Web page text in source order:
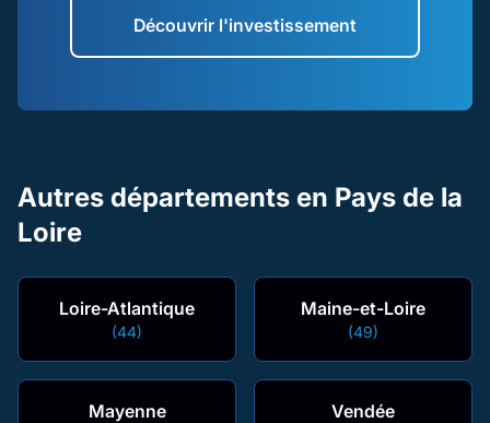
Découvrir l'investissement
Autres départements en Pays de la
Loire
Loire-Atlantique
(44)
Maine-et-Loire
(49)
Mayenne Vendée